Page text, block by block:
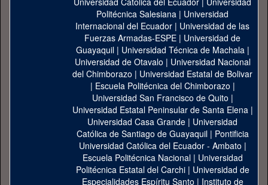
Politécnica Salesiana | Universidad
Internacional del Ecuador | Universidad de las
Fuerzas Armadas-ESPE | Universidad de
Guayaquil| Universidad Técnica de Machala|
Universidad de Otavalo | Universidad Nacional
del Chimborazo | Universidad Estatal de Bolivar
| Escuela Politécnica del Chimborazo |
Universidad San Francisco de Quito |
Universidad Estatal Peninsular de Santa Elena|
Universidad Casa Grande | Universidad
Católica de Santiago de Guayaquil| Pontificia
Universidad Católica del Ecuador - Ambato |
Escuela Politécnica Nacional| Universidad
Politécnica Estatal del Carchi| Universidad de
Especialidades Espíritu Santo | Instituto de